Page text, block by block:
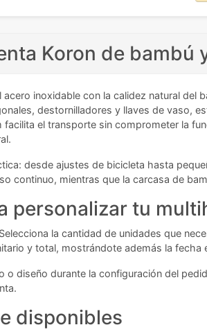
Koron de bambú
inoxidable con la calidez natural
destornilladores y llaves de vaso,
el transporte sin comprometer la
desde ajustes de bicicleta hasta
continuo, mientras que la carcasa de
personalizar tu
la cantidad de unidades que
y total, mostrándote además la
diseño durante la configuración del
disponibles